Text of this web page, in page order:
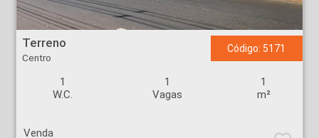
Terreno - Centro - Ribeirão Preto
Terreno
Centro
Código: 5171
1
W.C.
1
Vagas
1
m²
Venda